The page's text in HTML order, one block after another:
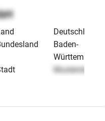
Deutschland
Baden-
Württemberg
Musterstadt